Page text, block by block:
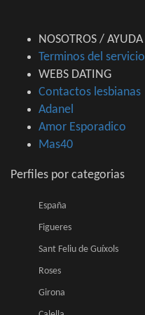
NOSOTROS / AYUDA
Terminos del servicio
WEBS DATING
Contactos lesbianas
Adanel
Amor Esporadico
Mas40
Perfiles por categorias
España
Figueres
Sant Feliu de Guíxols
Roses
Girona